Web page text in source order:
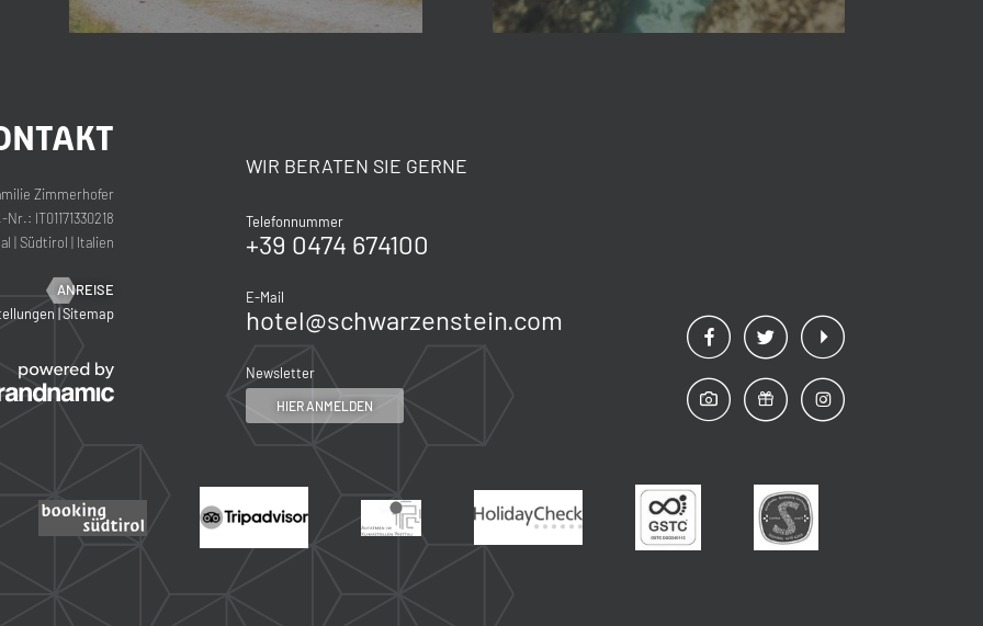
Zimmerhofer
IT01171330218
| Südtirol | Italien
ANREISE
|Sitemap
WIR BERATEN SIE GERNE
Telefonnummer
+39 0474 674100
E-Mail
hotel@schwarzenstein.com
Newsletter
HIER ANMELDEN